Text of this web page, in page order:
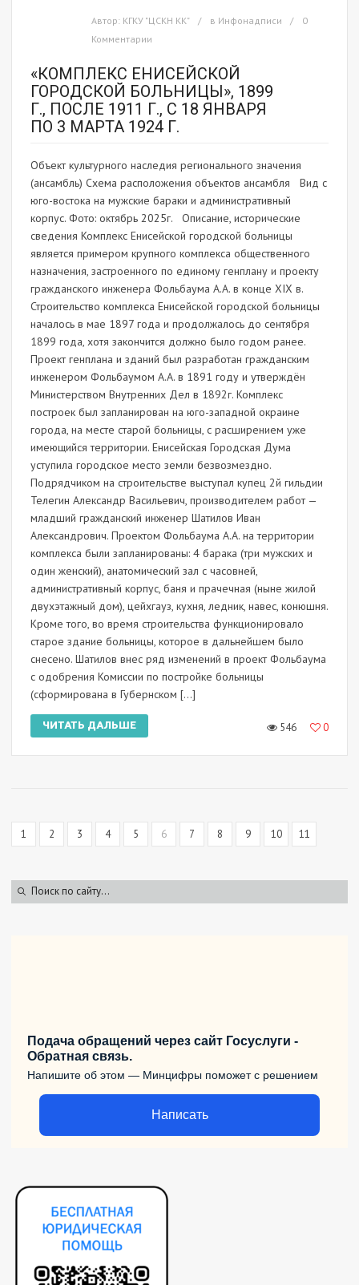
Автор: КГКУ "ЦСКН КК" в Инфонадписи
0
Комментарии
«КОМПЛЕКС ЕНИСЕЙСКОЙ
ГОРОДСКОЙ БОЛЬНИЦЫ», 1899
Г., ПОСЛЕ 1911 Г., С 18 ЯНВАРЯ
ПО 3 МАРТА 1924 Г.
Объект культурного наследия регионального значения
(ансамбль) Схема расположения объектов ансамбля Вид с
юго-востока на мужские бараки и административный
корпус. Фото: октябрь 2025г. Описание, исторические
сведения Комплекс Енисейской городской больницы
является примером крупного комплекса общественного
назначения, застроенного по единому генплану и проекту
гражданского инженера Фольбаума А.А. в конце ХIХ в.
Строительство комплекса Енисейской городской больницы
началось в мае 1897 года и продолжалось до сентября
1899 года, хотя закончится должно было годом ранее.
Проект генплана и зданий был разработан гражданским
инженером Фольбаумом А.А. в 1891 году и утверждён
Министерством Внутренних Дел в 1892г. Комплекс
построек был запланирован на юго-западной окраине
города, на месте старой больницы, с расширением уже
имеющийся территории. Енисейская Городская Дума
уступила городское место земли безвозмездно.
Подрядчиком на строительстве выступал купец 2й гильдии
Телегин Александр Васильевич, производителем работ —
младший гражданский инженер Шатилов Иван
Александрович. Проектом Фольбаума А.А. на территории
комплекса были запланированы: 4 барака (три мужских и
один женский), анатомический зал с часовней,
административный корпус, баня и прачечная (ныне жилой
двухэтажный дом), цейхгауз, кухня, ледник, навес, конюшня.
Кроме того, во время строительства функционировало
старое здание больницы, которое в дальнейшем было
снесено. Шатилов внес ряд изменений в проект Фольбаума
с одобрения Комиссии по постройке больницы
(сформирована в Губернском […]
ЧИТАТЬ ДАЛЬШЕ 546 0
1 2 3 4 5 6 7 8 9 10 11
Подача обращений через сайт Госуслуги -
Обратная связь.
Напишите об этом — Минцифры поможет с решением
Написать